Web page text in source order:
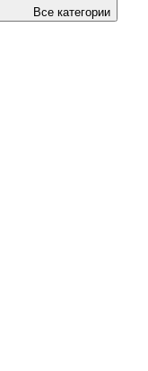
Все категории